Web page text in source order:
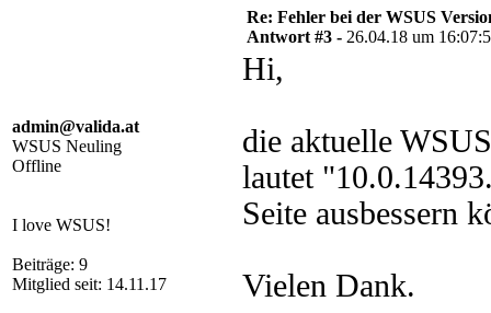
admin@valida.at
WSUS Neuling
Offline
I love WSUS!
Beiträge: 9
Mitglied seit: 14.11.17
Re: Fehler bei der WSUS
Antwort #3 - 26.04.18 um
Hi,
die aktuelle
lautet
Seite ausbessern
Vielen Dank.